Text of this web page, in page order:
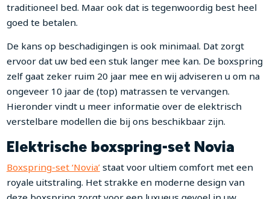
traditioneel bed. Maar ook dat is tegenwoordig best heel
goed te betalen.
De kans op beschadigingen is ook minimaal. Dat zorgt
ervoor dat uw bed een stuk langer mee kan. De boxspring
zelf gaat zeker ruim 20 jaar mee en wij adviseren u om na
ongeveer 10 jaar de (top) matrassen te vervangen.
Hieronder vindt u meer informatie over de elektrisch
verstelbare modellen die bij ons beschikbaar zijn.
Elektrische boxspring-set Novia
Boxspring-set ‘Novia’staat voor ultiem comfort met een
royale uitstraling. Het strakke en moderne design van